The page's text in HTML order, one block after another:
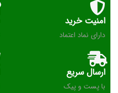
امنیت خرید
دارای نماد اعتماد
ارسال سریع
با پست و پیک